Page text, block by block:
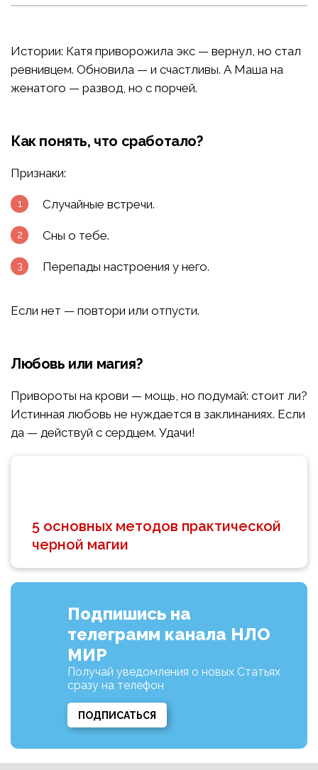
Истории: Катя приворожила экс — вернул, но стал
ревнивцем. Обновила — и счастливы. А Маша на
женатого — развод, но с порчей.
Как понять, что сработало?
Признаки:
Случайные встречи.
Сны о тебе.
Перепады настроения у него.
Если нет — повтори или отпусти.
Любовь или магия?
Привороты на крови — мощь, но подумай: стоит ли?
Истинная любовь не нуждается в заклинаниях. Если
да — действуй с сердцем. Удачи!
5 основных методов практической
черной магии
Подпишись на
телеграмм канала НЛО
МИР
Получай уведомления о новых Статьях
сразу на телефон
ПОДПИСАТЬСЯ